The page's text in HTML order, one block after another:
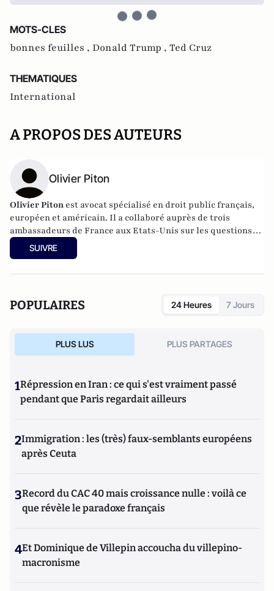
MOTS-CLES
bonnes feuilles , Donald Trump , Ted Cruz
THEMATIQUES
International
A PROPOS DES AUTEURS
Olivier Piton
Olivier Piton est avocat spécialisé en droit public français,
européen et américain. Il a collaboré auprès de trois
ambassadeurs de France aux Etats-Unis sur les questions
liées aux affaires publiques et aux relations
gouvernementales. Il a créé et dirigé la cellule de stratégie
nouvelle révolution américaine : la présidentielle
SUIVRE
POPULAIRES 24 Heures 7 Jours
PLUS LUS PLUS PARTAGES
1Répression en Iran : ce qui s'est vraiment passé
pendant que Paris regardait ailleurs
2Immigration : les (très) faux-semblants européens
après Ceuta
3Record du CAC 40 mais croissance nulle : voilà ce
que révèle le paradoxe français
4Et Dominique de Villepin accoucha du villepino-
macronisme